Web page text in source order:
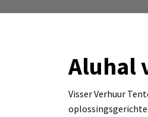
Aluhal
Visser Verhuur
oplossingsgerichte